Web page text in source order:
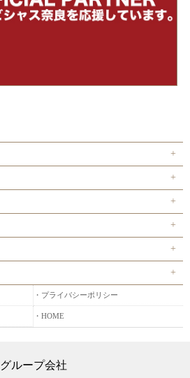
プライバシーポリシー
HOME
グループ会社